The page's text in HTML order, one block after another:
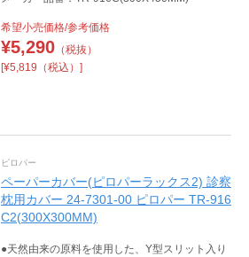
希望小売価格/参考価格
¥5,290（税抜）
[¥5,819（税込）]
ピロパー
ペーパーカバー(ピロパーラックス2) 診察
枕用カバー 24-7301-00 ピロパー TR-916
C2(300X300MM)
●天然由来の原料を使用した、Y型スリット入り